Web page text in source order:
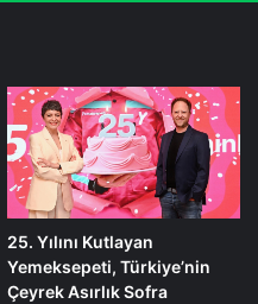
25. Yılını Kutlayan
Yemeksepeti, Türkiye’nin
Çeyrek Asırlık Sofra